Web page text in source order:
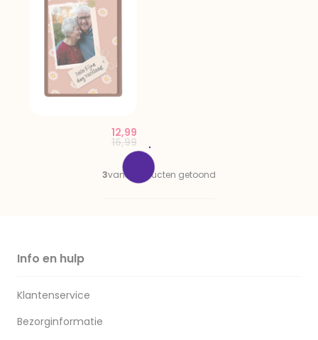
Price reduced from
16,99to
12,99
3van3 producten getoond
Info en hulp
Klantenservice
Bezorginformatie